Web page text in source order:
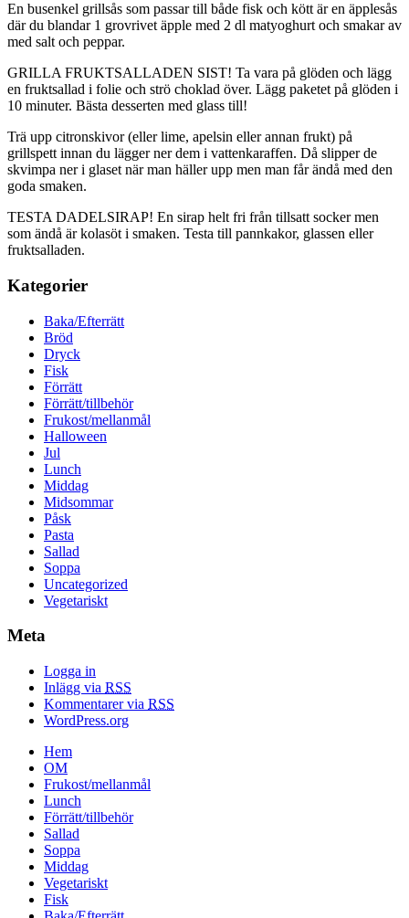
En busenkel grillsås som passar till både fisk och kött är en äpplesås
där du blandar 1 grovrivet äpple med 2 dl matyoghurt och smakar av
med salt och peppar.
GRILLA FRUKTSALLADEN SIST! Ta vara på glöden och lägg
en fruktsallad i folie och strö choklad över. Lägg paketet på glöden i
10 minuter. Bästa desserten med glass till!
Trä upp citronskivor (eller lime, apelsin eller annan frukt) på
grillspett innan du lägger ner dem i vattenkaraffen. Då slipper de
skvimpa ner i glaset när man häller upp men man får ändå med den
goda smaken.
TESTA DADELSIRAP! En sirap helt fri från tillsatt socker men
som ändå är kolasöt i smaken. Testa till pannkakor, glassen eller
fruktsalladen.
Kategorier
Baka/Efterrätt
Bröd
Dryck
Fisk
Förrätt
Förrätt/tillbehör
Frukost/mellanmål
Halloween
Jul
Lunch
Middag
Midsommar
Påsk
Pasta
Sallad
Soppa
Uncategorized
Vegetariskt
Meta
Logga in
Inlägg via RSS
Kommentarer via RSS
WordPress.org
Hem
OM
Frukost/mellanmål
Lunch
Förrätt/tillbehör
Sallad
Soppa
Middag
Vegetariskt
Fisk